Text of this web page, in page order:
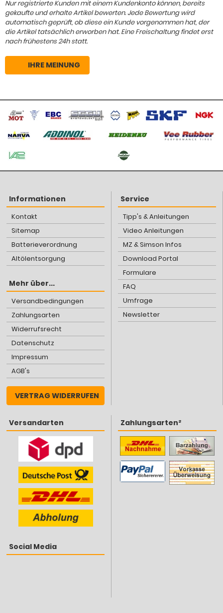
Nur registrierte Kunden mit einem Kundenkonto können, bereits
gekaufte und erhalte Artikel bewerten. Jede Bewertung wird
automatisch geprüft, ob diese ein Kunde vorgenommen hat, der
die Artikel tatsächlich erworben hat. Eine Freischaltung findet erst
nach frühestens 24h statt.
IHRE MEINUNG
Informationen
Kontakt
Sitemap
Batterieverordnung
Altölentsorgung
Mehr über...
Versandbedingungen
Zahlungsarten
Widerrufsrecht
Datenschutz
Impressum
AGB's
VERTRAG WIDERRUFEN
Service
Tipp's & Anleitungen
Video Anleitungen
MZ & Simson Infos
Download Portal
Formulare
FAQ
Umfrage
Newsletter
Versandarten
Social Media
Zahlungsarten²